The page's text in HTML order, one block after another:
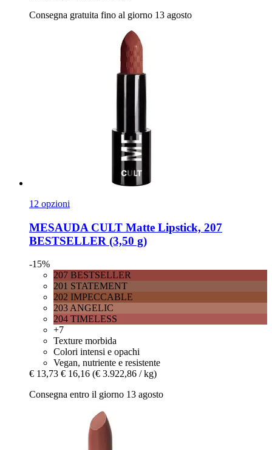
Consegna gratuita fino al giorno 13 agosto
12 opzioni
MESAUDA CULT Matte Lipstick, 207
BESTSELLER (3,50 g)
-15%
207 BESTSELLER
201 STATEMENT
202 IMPECCABLE
203 ANGELIC
204 TIMELESS
+7
Texture morbida
Colori intensi e opachi
Vegan, nutriente e resistente
€ 13,73 € 16,16 (€ 3.922,86 / kg)
Consegna entro il giorno 13 agosto